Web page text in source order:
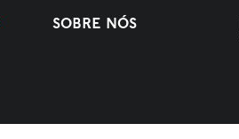
SOBRE NÓS